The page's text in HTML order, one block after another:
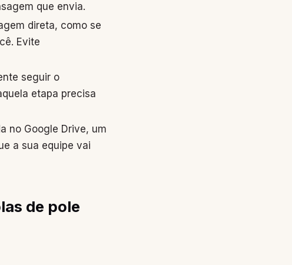
que envia.
direta, como se
Evite
seguir o
etapa precisa
no Google Drive, um
a sua equipe vai
de pole